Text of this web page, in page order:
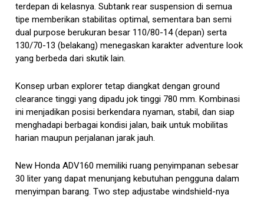
terdepan di kelasnya. Subtank rear suspension di semua
tipe memberikan stabilitas optimal, sementara ban semi
dual purpose berukuran besar 110/80-14 (depan) serta
130/70-13 (belakang) menegaskan karakter adventure look
yang berbeda dari skutik lain.
Konsep urban explorer tetap diangkat dengan ground
clearance tinggi yang dipadu jok tinggi 780 mm. Kombinasi
ini menjadikan posisi berkendara nyaman, stabil, dan siap
menghadapi berbagai kondisi jalan, baik untuk mobilitas
harian maupun perjalanan jarak jauh.
New Honda ADV160 memiliki ruang penyimpanan sebesar
30 liter yang dapat menunjang kebutuhan pengguna dalam
menyimpan barang. Two step adjustabe windshield-nya